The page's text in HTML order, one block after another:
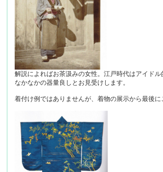
解説によればお茶汲みの女性。江戸時代はアイド
なかなかの器量良しとお見受けします。
着付け例ではありませんが、着物の展示から最後に